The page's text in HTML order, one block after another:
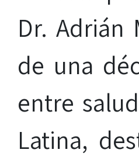
Dr. Adrián
de una
entre
Latina,